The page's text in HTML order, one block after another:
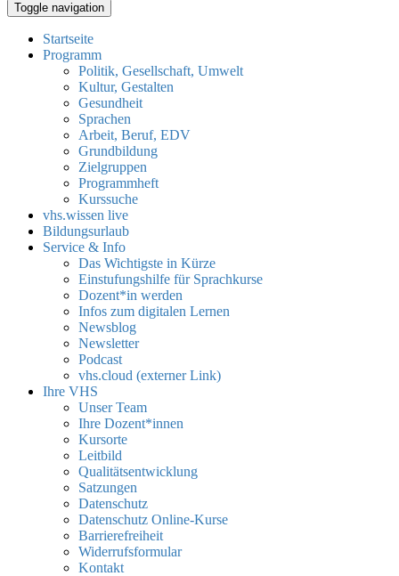
Toggle navigation
Startseite
Programm
Politik, Gesellschaft, Umwelt
Kultur, Gestalten
Gesundheit
Sprachen
Arbeit, Beruf, EDV
Grundbildung
Zielgruppen
Programmheft
Kurssuche
vhs.wissen live
Bildungsurlaub
Service & Info
Das Wichtigste in Kürze
Einstufungshilfe für Sprachkurse
Dozent*in werden
Infos zum digitalen Lernen
Newsblog
Newsletter
Podcast
vhs.cloud (externer Link)
Ihre VHS
Unser Team
Ihre Dozent*innen
Kursorte
Leitbild
Qualitätsentwicklung
Satzungen
Datenschutz
Datenschutz Online-Kurse
Barrierefreiheit
Widerrufsformular
Kontakt